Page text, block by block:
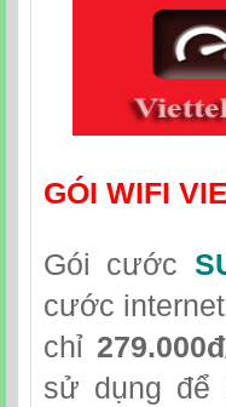
GÓI WIFI
Gói cước
cước
chỉ
sử dụng để